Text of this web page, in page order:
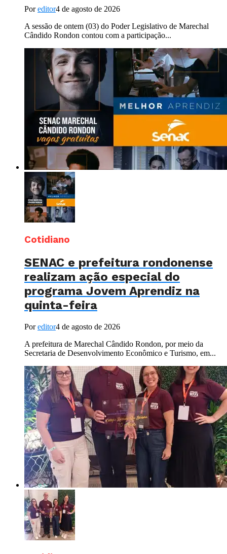
Poreditor4 de agosto de 2026
A sessão de ontem (03) do Poder Legislativo de Marechal
Cândido Rondon contou com a participação...
Cotidiano
SENAC e prefeitura rondonense
realizam ação especial do
programa Jovem Aprendiz na
quinta-feira
Poreditor4 de agosto de 2026
A prefeitura de Marechal Cândido Rondon, por meio da
Secretaria de Desenvolvimento Econômico e Turismo, em...